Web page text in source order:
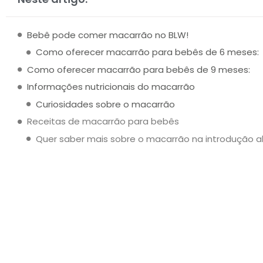
Bebê pode comer macarrão no BLW!
Como oferecer macarrão para bebês de 6 meses:
Como oferecer macarrão para bebês de 9 meses:
Informações nutricionais do macarrão
Curiosidades sobre o macarrão
Receitas de macarrão para bebês
Quer saber mais sobre o macarrão na introdução